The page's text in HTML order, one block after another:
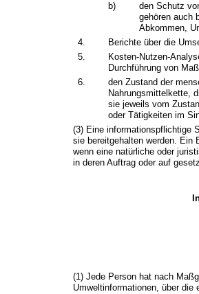
b)
den Schutz
gehören auch
Abkommen,
4.
Berichte über die
5.
Kosten-Nutzen-
Durchführung von
6.
den Zustand der
Nahrungsmittelkette,
sie jeweils vom
oder Tätigkeiten im
(3) Eine informationspflichtige
sie bereitgehalten werden. Ein
wenn eine natürliche oder
in deren Auftrag oder auf
(1) Jede Person hat nach
Umweltinformationen, über